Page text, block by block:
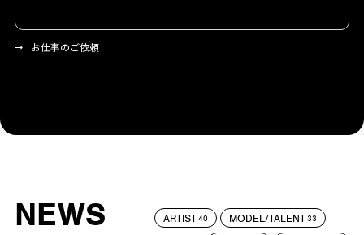
お仕事のご依頼
NEWS
ARTIST40 MODEL/TALENT33